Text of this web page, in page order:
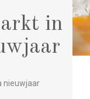
in
nieuwjaar